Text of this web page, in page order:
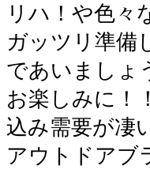
リハ！や色々
ガッツリ準備
であいましょ
お楽しみに！
込み需要が凄
アウトドアブ